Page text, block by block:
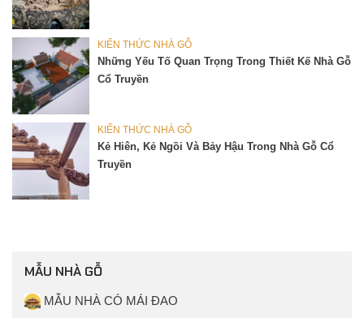
KIẾN THỨC NHÀ GỖ
Những Yếu Tố Quan Trọng Trong Thiết Kế Nhà Gỗ
Cổ Truyền
KIẾN THỨC NHÀ GỖ
Kẻ Hiên, Kẻ Ngồi Và Bảy Hậu Trong Nhà Gỗ Cổ
Truyền
MẪU NHÀ GỖ
MẪU NHÀ CÓ MÁI ĐAO